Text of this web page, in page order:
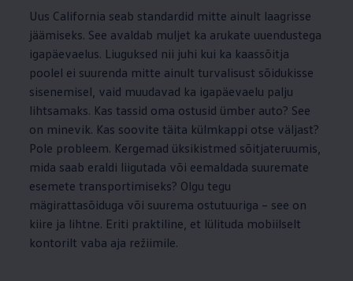
Uus California seab standardid mitte ainult laagrisse
jäämiseks. See avaldab muljet ka arukate uuendustega
igapäevaelus. Liuguksed nii juhi kui ka kaassõitja
poolel ei suurenda mitte ainult turvalisust sõidukisse
sisenemisel, vaid muudavad ka igapäevaelu palju
lihtsamaks. Kas tassid oma ostusid ümber auto? See
on minevik. Kas soovite täita külmkappi otse väljast?
Pole probleem. Kergemad üksikistmed sõitjateruumis,
mida saab eraldi liigutada või eemaldada suuremate
esemete transportimiseks? Olgu tegu
mägirattasõiduga või suurema ostutuuriga – see on
kiire ja lihtne. Eriti praktiline, et lülituda mobiilselt
kontorilt vaba aja režiimile.